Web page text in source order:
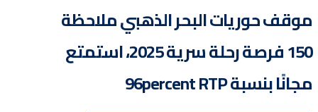
موقف حوريات البحر الذهبي ملاحظة
150 فرصة رحلة سرية 2025، استمتع
مجانًا بنسبة 96percent RTP